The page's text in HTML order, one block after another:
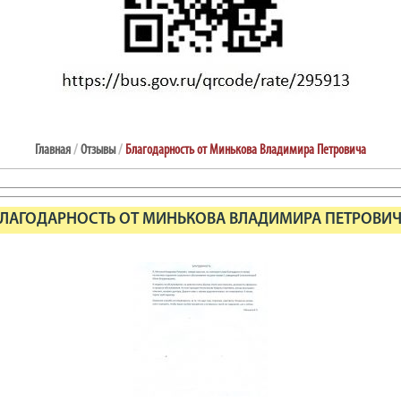
Главная/Отзывы/ Благодарность от Минькова Владимира Петровича
ОТ МИНЬКОВА ВЛАДИМИРА